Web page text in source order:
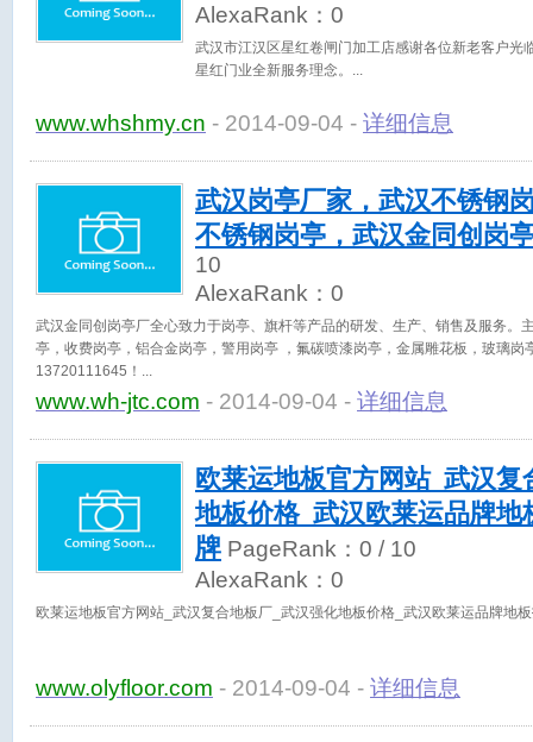
AlexaRank： 0
武汉市江汉区星红卷闸门加工店感谢各位新老客户光
星红门业全新服务理念。
www.whshmy.cn - 2014-09-04 - 详细信息
武汉岗亭厂家，武汉不锈钢
不锈钢岗亭，武汉金同创岗
10
AlexaRank： 0
武汉金同创岗亭厂全心致力于岗亭、旗杆等产品的研发、生产、销售及服务。
亭，收费岗亭，铝合金岗亭，警用岗亭 ，氟碳喷漆岗亭，金属雕花板，玻璃
13720111645！
www.wh-jtc.com - 2014-09-04 - 详细信息
欧莱运地板官方网站_武汉
地板价格_武汉欧莱运品牌地
牌 PageRank： 0 / 10
AlexaRank： 0
欧莱运地板官方网站_武汉复合地板厂_武汉强化地板价格_武汉欧莱运品牌地
www.olyfloor.com - 2014-09-04 - 详细信息